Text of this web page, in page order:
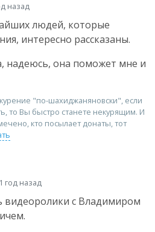
назад
людей, которые
интересно рассказаны.
надеюсь, она поможет мне и
"по-шахиджаняновски", если
то Вы быстро станете некурящим. И
кто посылает донаты, тот
год назад
видеоролики с Владимиром